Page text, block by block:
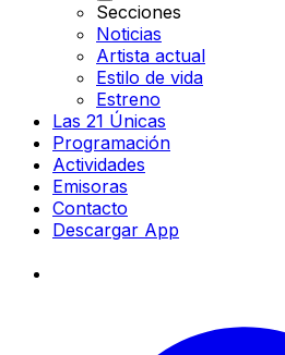
Secciones
Noticias
Artista actual
Estilo de vida
Estreno
Las 21 Únicas
Programación
Actividades
Emisoras
Contacto
Descargar App